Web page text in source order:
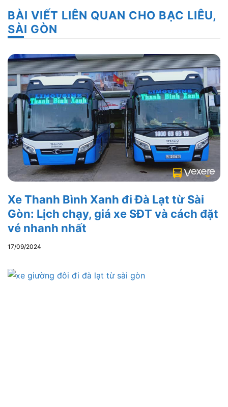
BÀI VIẾT LIÊN QUAN CHO BẠC LIÊU,
SÀI GÒN
Xe Thanh Bình Xanh đi Đà Lạt từ Sài
Gòn: Lịch chạy, giá xe SĐT và cách đặt
vé nhanh nhất
17/09/2024